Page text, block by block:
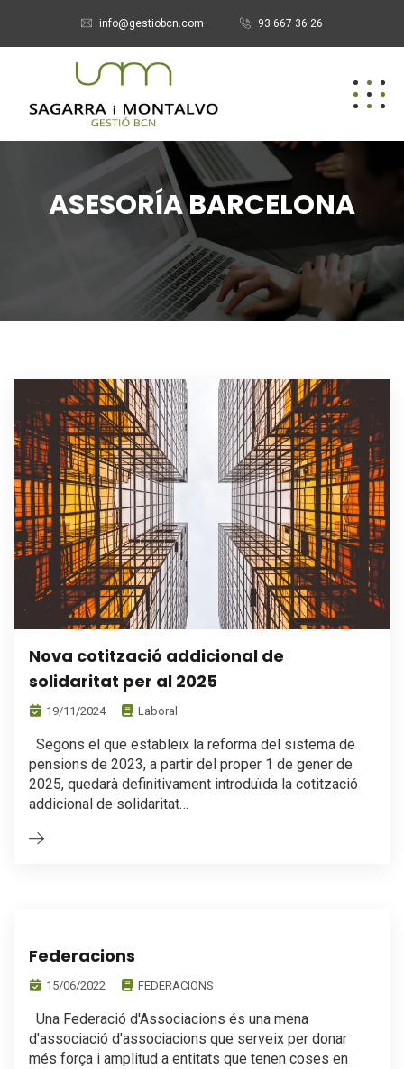
info@gestiobcn.com 93 667 36 26
ASESORÍA BARCELONA
Nova cotització addicional de
solidaritat per al 2025
19/11/2024 Laboral
Segons el que estableix la reforma del sistema de
pensions de 2023, a partir del proper 1 de gener de
2025, quedarà definitivament introduïda la cotització
addicional de solidaritat…
Federacions
15/06/2022 FEDERACIONS
Una Federació d'Associacions és una mena
d'associació d'associacions que serveix per donar
més força i amplitud a entitats que tenen coses en